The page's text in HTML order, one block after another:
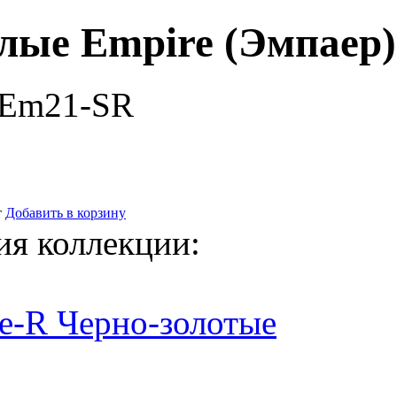
Empire (Эмпаер)
SR
Добавить в корзину
коллекции:
R Черно-золотые